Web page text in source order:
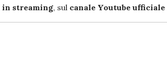
in streaming, sul canale Youtube ufficiale